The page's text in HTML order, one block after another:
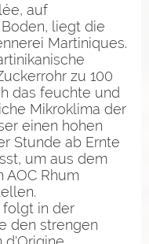
auf
liegt die
Martiniques.
zu 100
das feuchte und
Mikroklima der
einen hohen
Stunde ab Ernte
um aus dem
AOC Rhum
folgt in der
den strengen